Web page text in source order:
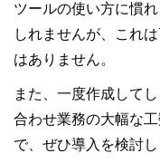
ツールの使い方に慣
しれませんが、これ
はありません。
また、一度作成して
合わせ業務の大幅な
で、ぜひ導入を検討し